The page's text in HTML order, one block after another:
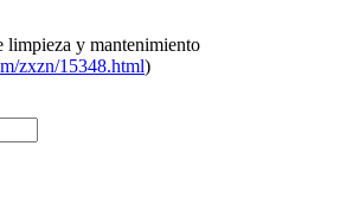
limpieza y mantenimiento
zxzn/15348.html)